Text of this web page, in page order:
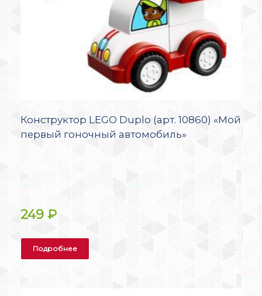
Конструктор LEGO Duplo (арт. 10860) «Мой
первый гоночный автомобиль»
249 ₽
Подробнее